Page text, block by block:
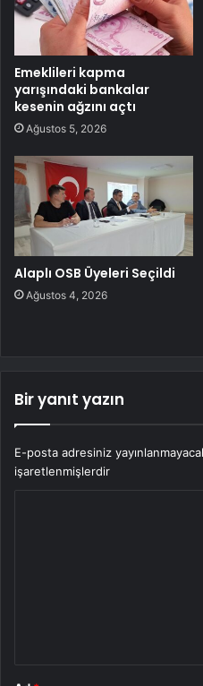
Emeklileri kapma
yarışındaki bankalar
kesenin ağzını açtı
Ağustos 5, 2026
Alaplı OSB Üyeleri Seçildi
Ağustos 4, 2026
Bir yanıt yazın
E-posta adresiniz
işaretlenmişlerdir